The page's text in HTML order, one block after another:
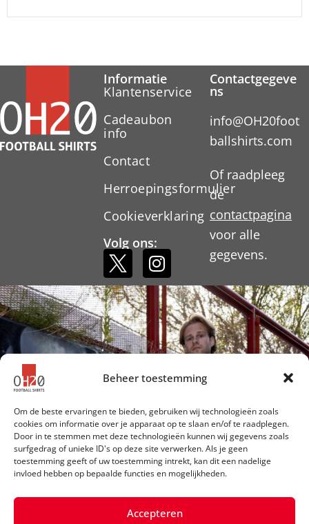
Beheer toestemming
Om de beste ervaringen te bieden, gebruiken wij technologieën zoals
cookies om informatie over je apparaat op te slaan en/of te raadplegen.
Door in te stemmen met deze technologieën kunnen wij gegevens zoals
surfgedrag of unieke ID's op deze site verwerken. Als je geen
toestemming geeft of uw toestemming intrekt, kan dit een nadelige
invloed hebben op bepaalde functies en mogelijkheden.
Accepteren
Informatie
Klantenservice
Cadeaubon
info
Contact
Herroepingsformulier
Cookieverklaring
Volg ons:
Contactgegeve
ns
info@OH20foot
ballshirts.com
Of raadpleeg
de
contactpagina
voor alle
gegevens.